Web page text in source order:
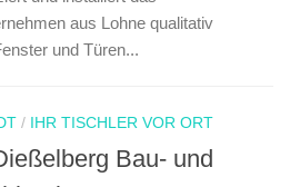
aus Lohne qualitativ
und Türen...
/ IHR TISCHLER VOR ORT
Bau- und